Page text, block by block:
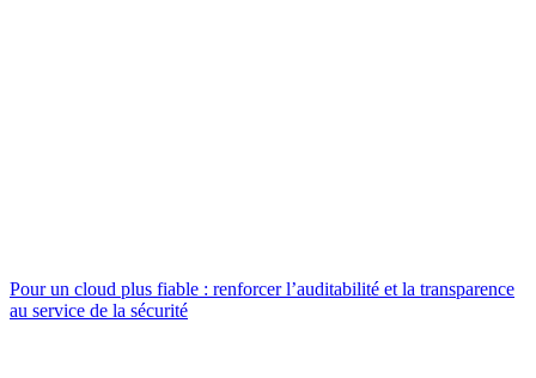
Pour un cloud plus fiable : renforcer l’auditabilité et la transparence
au service de la sécurité